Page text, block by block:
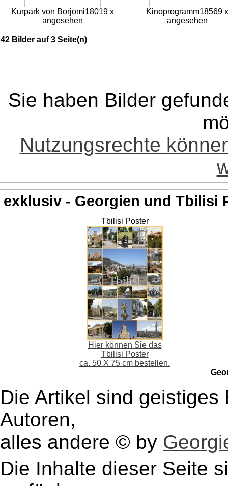
Kurpark von Borjomi18019 x
angesehen
Kinoprogramm18569 x
angesehen
42 Bilder auf 3 Seite(n)
Sie haben Bilder
Nutzungsrechte
exklusiv - Georgien und Tbilisi
Tbilisi Poster
Hier können Sie das
Tbilisi Poster
ca. 50 X 75 cm bestellen.
Die Artikel sind
Autoren,
alles andere © by
Die Inhalte dieser Seite